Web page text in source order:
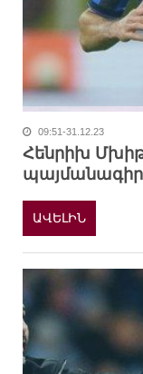
09:51-31.12.23
Հենրիխ
ԱՎԵԼԻՆ